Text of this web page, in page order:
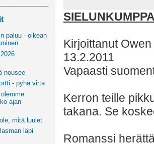
paluu - oikean
nousee
- pyhä virta
ajan
mitä luulet
läpi
Kirjoittanut
13.2.2011
Vapaasti
Kerron teille
takana. Se
Romanssi